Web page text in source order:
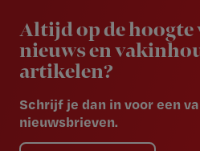
Altijd op de hoogte
nieuws en
artikelen?
Schrijf je dan in voor een
nieuwsbrieven.